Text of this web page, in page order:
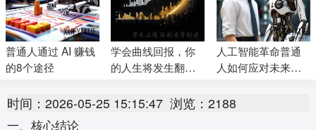
普通人通过 AI 赚钱
的8个途径
学会曲线回报，你
的人生将发生翻天
人工智能革命普通
人如何应对未来的
时间：2026-05-25 15:15:47 浏览：2188
一、核心结论